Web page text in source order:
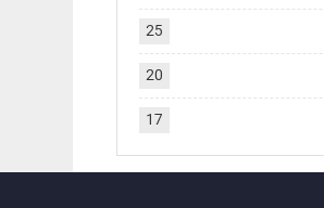
25
20
17